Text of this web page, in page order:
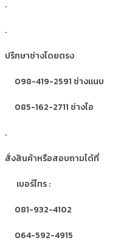
.
.
ปรึกษาช่างโดยตรง
098-419-2591 ช่างแนบ
085-162-2711 ช่างโอ
.
สั่งสินค้าหรือสอบถามได้ที่
เบอร์โทร :
081-932-4102
064-592-4915